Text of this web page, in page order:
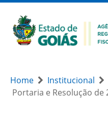
Home Institucional
Portaria e Resolução de